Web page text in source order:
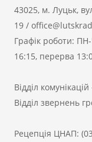
43025, м. Луцьк,
19 /
Графік роботи:
16:15, перерва
Відділ
Відділ звернень
Рецепція ЦНАП: